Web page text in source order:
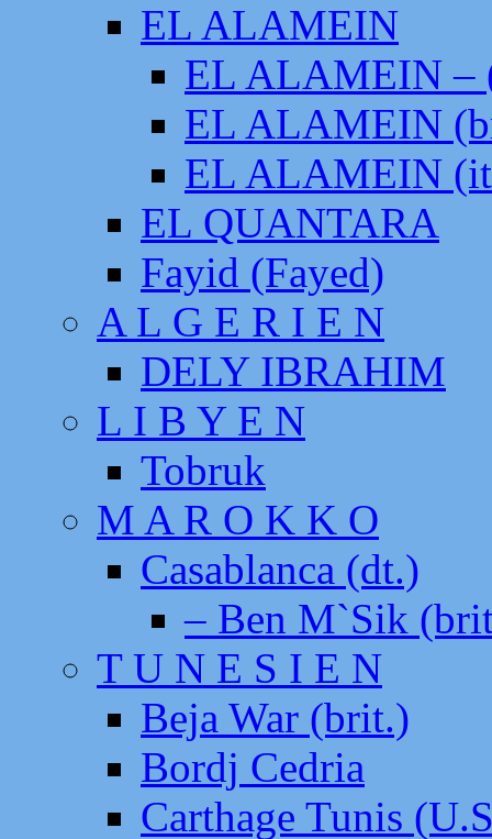
EL ALAMEIN
EL ALAMEIN –
EL ALAMEIN
EL ALAMEIN
EL QUANTARA
Fayid (Fayed)
A L G E R I E N
DELY IBRAHIM
L I B Y E N
Tobruk
M A R O K K O
Casablanca (dt.)
– Ben M`Sik
T U N E S I E N
Beja War (brit.)
Bordj Cedria
Carthage Tunis